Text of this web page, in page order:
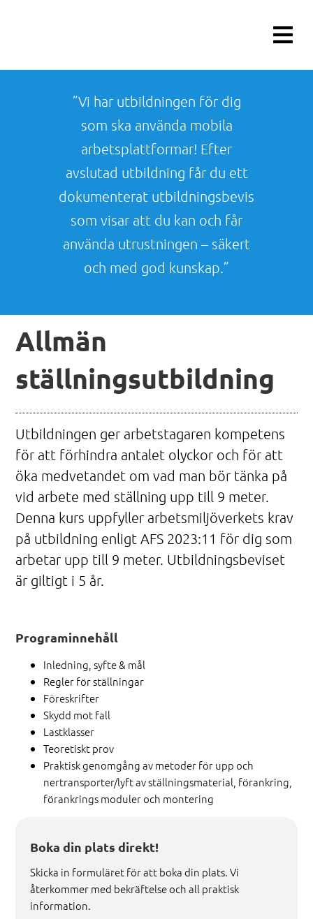
”Vi har utbildningen för dig
som ska använda mobila
arbetsplattformar! Efter
avslutad utbildning får du ett
dokumenterat utbildningsbevis
som visar att du kan och får
använda utrustningen – säkert
och med god kunskap.”
Allmän
ställningsutbildning
Utbildningen ger arbetstagaren kompetens
för att förhindra antalet olyckor och för att
öka medvetandet om vad man bör tänka på
vid arbete med ställning upp till 9 meter.
Denna kurs uppfyller arbetsmiljöverkets krav
på utbildning enligt AFS 2023:11 för dig som
arbetar upp till 9 meter. Utbildningsbeviset
är giltigt i 5 år.
Programinnehåll
Inledning, syfte & mål
Regler för ställningar
Föreskrifter
Skydd mot fall
Lastklasser
Teoretiskt prov
Praktisk genomgång av metoder för upp och
nertransporter/lyft av ställningsmaterial, förankring,
förankrings moduler och montering
Boka din plats direkt!
Skicka in formuläret för att boka din plats. Vi
återkommer med bekräftelse och all praktisk
information.